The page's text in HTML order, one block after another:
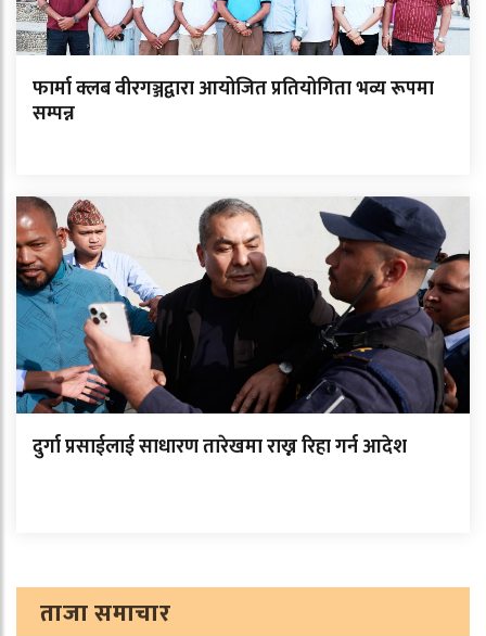
फार्मा क्लब वीरगञ्जद्वारा आयोजित प्रतियोगिता भव्य रूपमा
सम्पन्न
दुर्गा प्रसाईलाई साधारण तारेखमा राख्न रिहा गर्न आदेश
ताजा समाचार